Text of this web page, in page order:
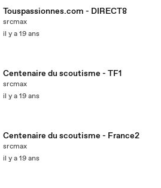
Touspassionnes.com - DIRECT8
srcmax
il y a 19 ans
Centenaire du scoutisme - TF1
srcmax
il y a 19 ans
Centenaire du scoutisme - France2
srcmax
il y a 19 ans